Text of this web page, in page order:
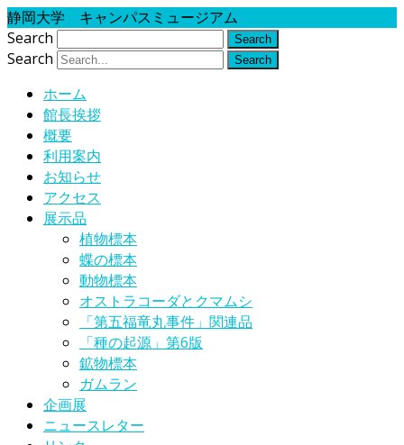
静岡大学 キャンパスミュージアム
Search
Search
ホーム
館長挨拶
概要
利用案内
お知らせ
アクセス
展示品
植物標本
蝶の標本
動物標本
オストラコーダとクマムシ
「第五福竜丸事件」関連品
「種の起源」第6版
鉱物標本
ガムラン
企画展
ニュースレター